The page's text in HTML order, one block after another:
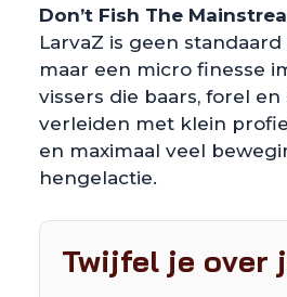
Don’t Fish The
LarvaZ is geen
maar een micro finesse
vissers die baars, forel
verleiden met klein
en maximaal veel
hengelactie.
Twijfel je over